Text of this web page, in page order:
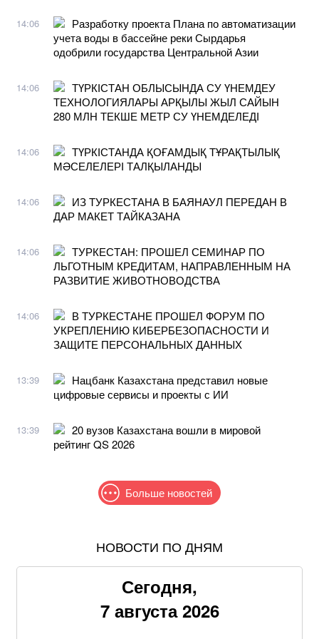
14:06
Разработку проекта Плана по автоматизации
учета воды в бассейне реки Сырдарья
одобрили государства Центральной Азии
14:06
ТҮРКІСТАН ОБЛЫСЫНДА СУ ҮНЕМДЕУ
ТЕХНОЛОГИЯЛАРЫ АРҚЫЛЫ ЖЫЛ САЙЫН
280 МЛН ТЕКШЕ МЕТР СУ ҮНЕМДЕЛЕДІ
14:06
ТҮРКІСТАНДА ҚОҒАМДЫҚ ТҰРАҚТЫЛЫҚ
МӘСЕЛЕЛЕРІ ТАЛҚЫЛАНДЫ
14:06
ИЗ ТУРКЕСТАНА В БАЯНАУЛ ПЕРЕДАН В
ДАР МАКЕТ ТАЙКАЗАНА
14:06
ТУРКЕСТАН: ПРОШЕЛ СЕМИНАР ПО
ЛЬГОТНЫМ КРЕДИТАМ, НАПРАВЛЕННЫМ НА
РАЗВИТИЕ ЖИВОТНОВОДСТВА
14:06
В ТУРКЕСТАНЕ ПРОШЕЛ ФОРУМ ПО
УКРЕПЛЕНИЮ КИБЕРБЕЗОПАСНОСТИ И
ЗАЩИТЕ ПЕРСОНАЛЬНЫХ ДАННЫХ
13:39
Нацбанк Казахстана представил новые
цифровые сервисы и проекты с ИИ
13:39
20 вузов Казахстана вошли в мировой
рейтинг QS 2026
Больше новостей
Самый полезный десерт для сердца, который легко
После атаки на турецкое судно в Черном море
Анкара обратилась к Украине и России
НОВОСТИ ПО ДНЯМ
Сегодня,
7 августа 2026